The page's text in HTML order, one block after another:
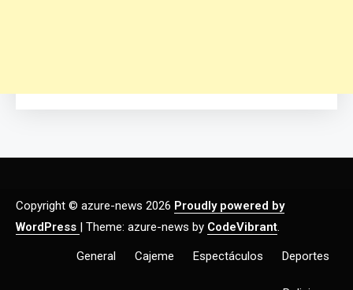
Copyright © azure-news 2026 Proudly powered by
WordPress | Theme: azure-news by CodeVibrant.
General Cajeme Espectáculos Deportes